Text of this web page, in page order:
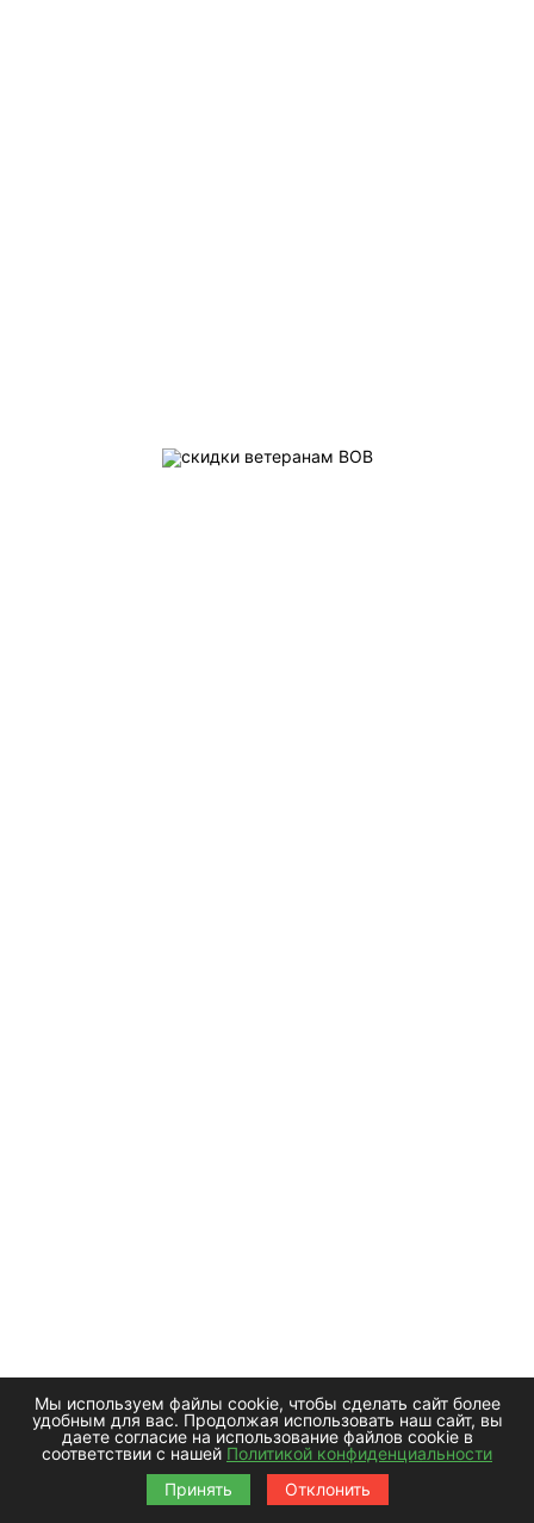
Мы используем файлы cookie, чтобы сделать сайт более
удобным для вас. Продолжая использовать наш сайт, вы
даете согласие на использование файлов cookie в
соответствии с нашей Политикой конфиденциальности
Принять
Отклонить